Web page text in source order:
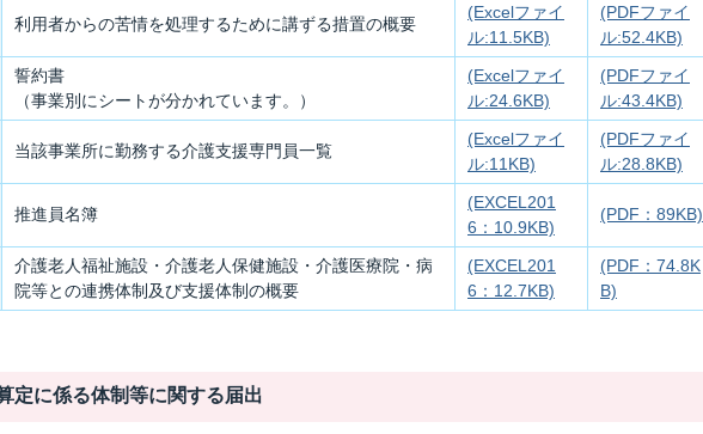
利用者からの苦情を処理するために講ずる措置の概要
(Excelファイ
ル:11.5KB)
(PDFファイ
ル:52.4KB)
誓約書
（事業別にシートが分かれています。）
(Excelファイ
ル:24.6KB)
(PDFファイ
ル:43.4KB)
当該事業所に勤務する介護支援専門員一覧
(Excelファイ
ル:11KB)
(PDFファイ
ル:28.8KB)
推進員名簿
(EXCEL201
6：10.9KB)
(PDF：89KB)
介護老人福祉施設・介護老人保健施設・介護医療院・病
院等との連携体制及び支援体制の概要
(EXCEL201
6：12.7KB)
(PDF：74.8K
B)
定に係る体制等に関する届出